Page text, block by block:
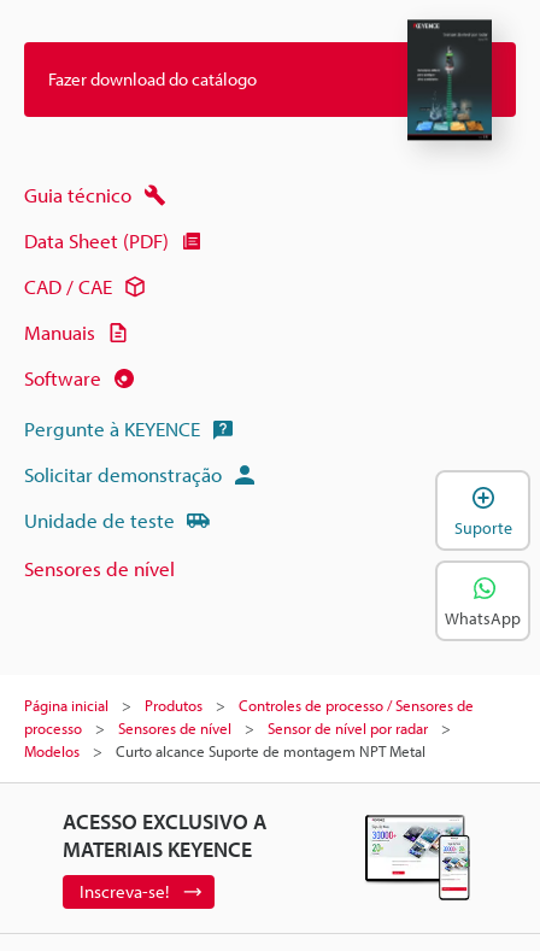
Fazer download do catálogo
Guia técnico
Data Sheet (PDF)
CAD / CAE
Manuais
Software
Pergunte à KEYENCE
Solicitar demonstração
Unidade de teste
Sensores de nível
Página inicial Produtos
Controles de processo / Sensores de
processo
Sensores de nível
Sensor de nível por radar
Modelos
Curto alcance Suporte de montagem NPT Metal
ACESSO EXCLUSIVO A
MATERIAIS KEYENCE
Inscreva-se!
Suporte
WhatsApp